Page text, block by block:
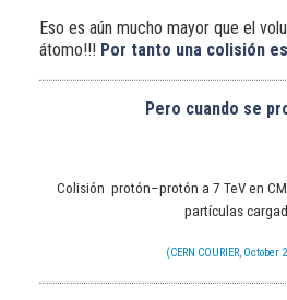
Eso es aún mucho mayor que el
átomo!!! Por tanto una colisión
Pero cuando se
Colisión protón–protón a 7 TeV en
partículas
(CERN COURIER, October